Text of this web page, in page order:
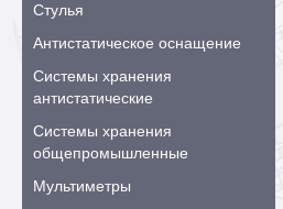
Стулья
Антистатическое оснащение
Системы хранения
антистатические
Системы хранения
общепромышленные
Мультиметры